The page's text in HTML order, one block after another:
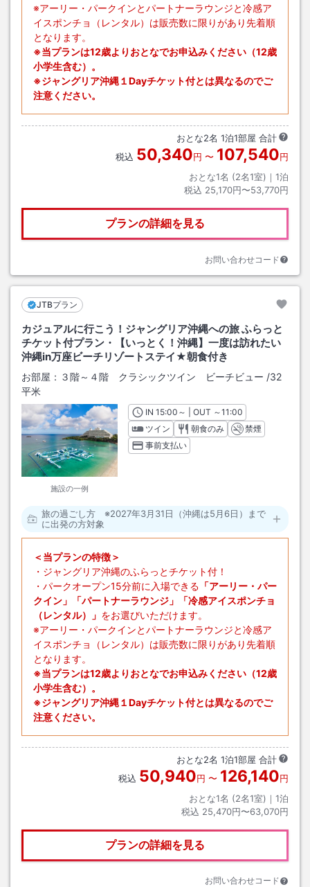
※アーリー・パークインとパートナーラウンジと冷感ア
イスポンチョ（レンタル）は販売数に限りがあり先着順
となります。
※当プランは12歳よりおとなでお申込みください（12歳
小学生含む）。
※ジャングリア沖縄１Dayチケット付とは異なるのでご
注意ください。
おとな2名 1泊1部屋 合計
税込 50,340円 〜 107,540円
おとな1名 (2名1室)｜ 1泊
税込 25,170円〜53,770円
プランの詳細を見る
お問い合わせコード
JTBプラン
カジュアルに行こう！ジャングリア沖縄への旅 ふらっと
チケット付プラン・【いっとく！沖縄】一度は訪れたい
沖縄in万座ビーチリゾートステイ★朝食付き
お部屋： ３階～４階 クラシックツイン ビーチビュー /32
平米
施設の一例
INチェックイン
15:00 ～ | OUT チェックアウト
～11:00
ツイン
朝食のみ
禁煙
事前支払い
旅の過ごし方 ※2027年3月31日（沖縄は5月6日）まで
に出発の方対象
＜当プランの特徴＞
・ジャングリア沖縄のふらっとチケット付！
・パークオープン15分前に入場できる 「アーリー・パー
クイン」「パートナーラウンジ」「冷感アイスポンチョ
（レンタル）」 をお選びいただけます。
※アーリー・パークインとパートナーラウンジと冷感ア
イスポンチョ（レンタル）は販売数に限りがあり先着順
となります。
※当プランは12歳よりおとなでお申込みください（12歳
小学生含む）。
※ジャングリア沖縄１Dayチケット付とは異なるのでご
注意ください。
おとな2名 1泊1部屋 合計
税込 50,940円 〜 126,140円
おとな1名 (2名1室)｜ 1泊
税込 25,470円〜63,070円
プランの詳細を見る
お問い合わせコード